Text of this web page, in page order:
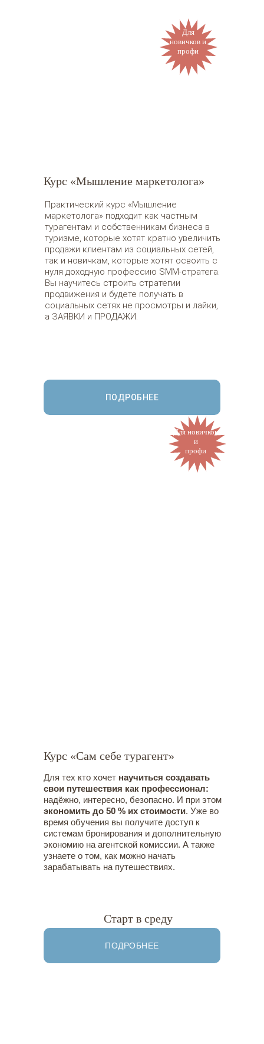
Для
новичков и
профи
Практический курс «Мышление
маркетолога» подходит как частным
турагентам и собственникам бизнеса в
туризме, которые хотят кратно увеличить
продажи клиентам из социальных сетей,
так и новичкам, которые хотят освоить с
нуля доходную профессию SMM-стратега.
Вы научитесь строить стратегии
продвижения и будете получать в
социальных сетях не просмотры и лайки,
а ЗАЯВКИ и ПРОДАЖИ.
Курс «Мышление маркетолога»
ПОДРОБНЕЕ
Для новичков
и
профи
Курс «Сам себе турагент»
ПОДРОБНЕЕ
Для тех кто хочет научиться создавать
свои путешествия как профессионал:
надёжно, интересно, безопасно. И при этом
экономить до 50 % их стоимости. Уже во
время обучения вы получите доступ к
системам бронирования и дополнительную
экономию на агентской комиссии. А также
узнаете о том, как можно начать
зарабатывать на путешествиях.
Старт в среду